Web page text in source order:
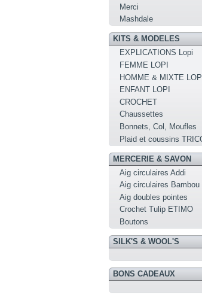
Merci
Mashdale
KITS & MODELES
EXPLICATIONS Lopi
FEMME LOPI
HOMME & MIXTE
ENFANT LOPI
CROCHET
Chaussettes
Bonnets, Col, Moufles
Plaid et coussins
MERCERIE & SAVON
Aig circulaires Addi
Aig circulaires Bambou
Aig doubles pointes
Crochet Tulip ETIMO
Boutons
SILK'S & WOOL'S
BONS CADEAUX